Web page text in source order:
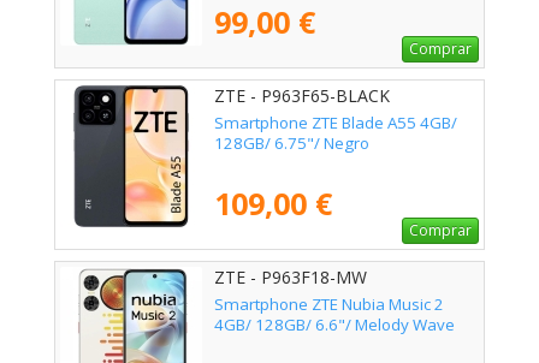
99,00 €
Comprar
ZTE - P963F65-BLACK
Smartphone ZTE Blade A55 4GB/
128GB/ 6.75"/ Negro
109,00 €
Comprar
ZTE - P963F18-MW
Smartphone ZTE Nubia Music 2
4GB/ 128GB/ 6.6"/ Melody Wave